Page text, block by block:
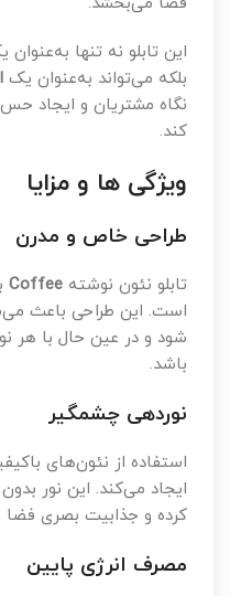
این تابلو نه تنها
بلکه می‌تواند به‌عنوان یک
نگاه مشتریان و ایجاد
کند.
ویژگی ها و مزایا
طراحی خاص و مدرن
تابلو نئون نوشته Coffee
است. این طراحی باعث
شود و در عین حال با هر
باشد.
نوردهی چشمگیر
استفاده از نئون‌های
ایجاد می‌کند. این نور بدون
کرده و جذابیت بصری فضا
مصرف انرژی پایین